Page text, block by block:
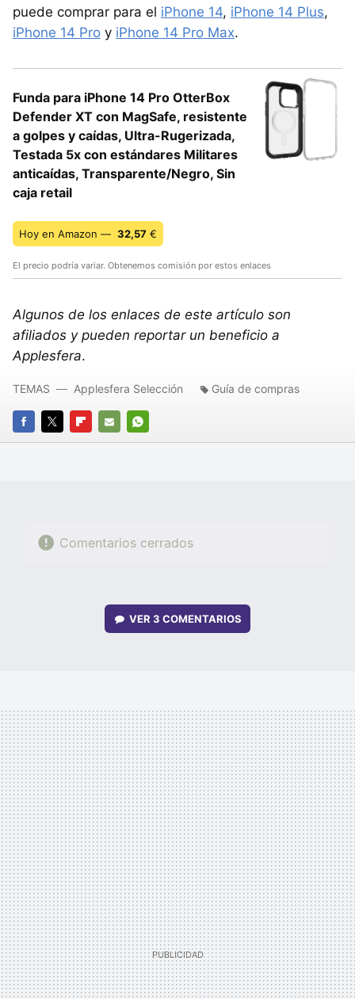
puede comprar para el iPhone 14, iPhone 14 Plus,
iPhone 14 Pro y iPhone 14 Pro Max.
Funda para iPhone 14 Pro OtterBox
Defender XT con MagSafe, resistente
a golpes y caídas, Ultra-Rugerizada,
Testada 5x con estándares Militares
anticaídas, Transparente/Negro, Sin
caja retail
Hoy en Amazon — 32,57 €
El precio podría variar. Obtenemos comisión por estos enlaces
Algunos de los enlaces de este artículo son
afiliados y pueden reportar un beneficio a
Applesfera.
FACEBOOK
TWITTERFLIPBOARD
E-
WHATSAPP
TEMAS Applesfera Selección Guía de compras
Comentarios cerrados
VER 3 COMENTARIOS